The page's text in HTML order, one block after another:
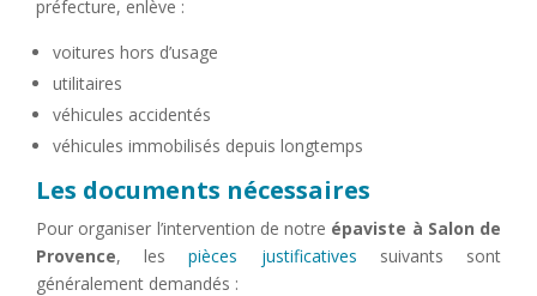
préfecture, enlève :
voitures hors d’usage
utilitaires
véhicules accidentés
véhicules immobilisés depuis longtemps
Les documents nécessaires
Pour organiser l’intervention de notre épaviste à Salon de
Provence, lespièces justificatives suivants sont
généralement demandés :